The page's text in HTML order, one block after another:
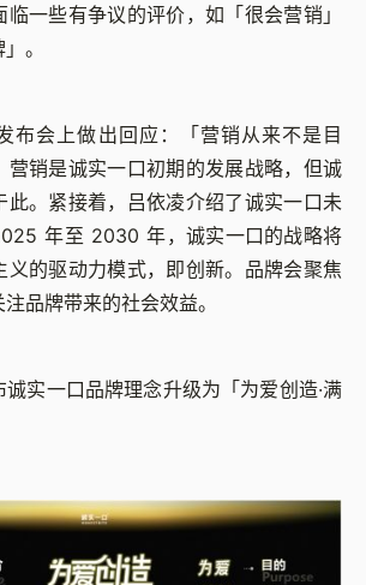
一些有争议的评价，如「很会营销」
。
布会上做出回应：「营销从来不是目
营销是诚实一口初期的发展战略，但诚
此。紧接着，吕依凌介绍了诚实一口未
年至 2030 年，诚实一口的战略将
义的驱动力模式，即创新。品牌会聚焦
品牌带来的社会效益。
实一口品牌理念升级为「为爱创造·满